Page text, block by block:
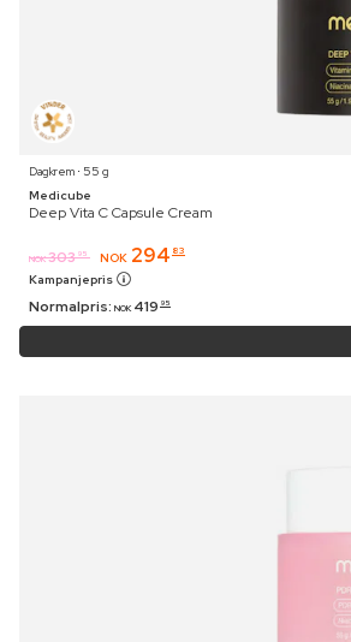
Dagkrem ⋅ 55 g
Medicube
Deep Vita C Capsule Cream
NOK 303 95 NOK 294 83
Kampanjepris
Normalpris: NOK 419 95